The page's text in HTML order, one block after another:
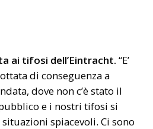
ai tifosi dell’Eintracht. “E’
di conseguenza a
dove non c’è stato il
e i nostri tifosi si
spiacevoli. Ci sono